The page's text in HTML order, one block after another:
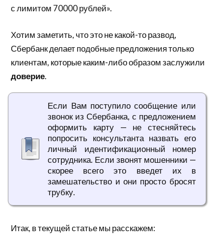
с лимитом 70000 рублей».
Хотим заметить, что это не какой-то развод,
Сбербанк делает подобные предложения только
клиентам, которые каким-либо образом заслужили
доверие.
Если Вам поступило сообщение или
звонок из Сбербанка, с предложением
оформить карту — не стесняйтесь
попросить консультанта назвать его
личный идентификационный номер
сотрудника. Если звонят мошенники —
скорее всего это введет их в
замешательство и они просто бросят
трубку.
Итак, в текущей статье мы расскажем: